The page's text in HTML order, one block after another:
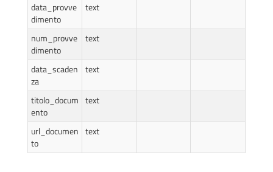
data_provve
dimento
text
num_provve
dimento
text
data_scaden
za
text
titolo_docum
ento
text
url_documen
to
text